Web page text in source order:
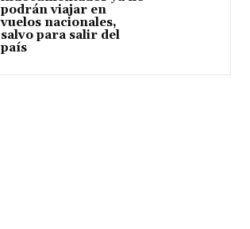
podrán viajar en
vuelos nacionales,
salvo para salir del
país